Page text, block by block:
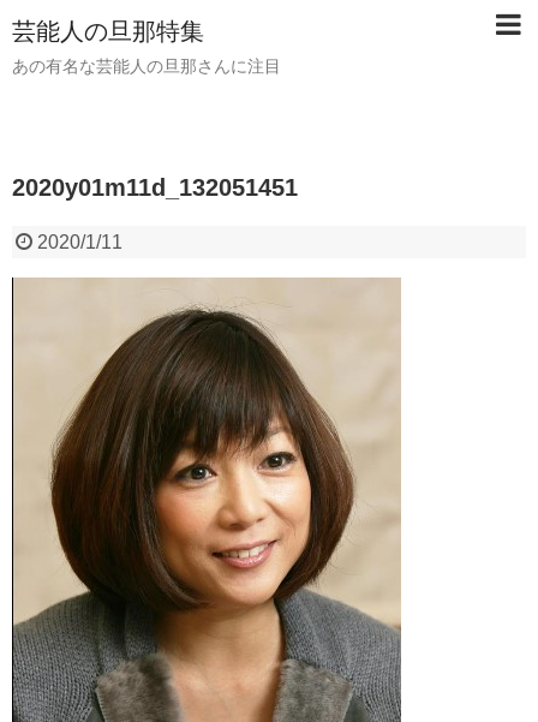
芸能人の旦那特集
あの有名な芸能人の旦那さんに注目
2020y01m11d_132051451
2020/1/11